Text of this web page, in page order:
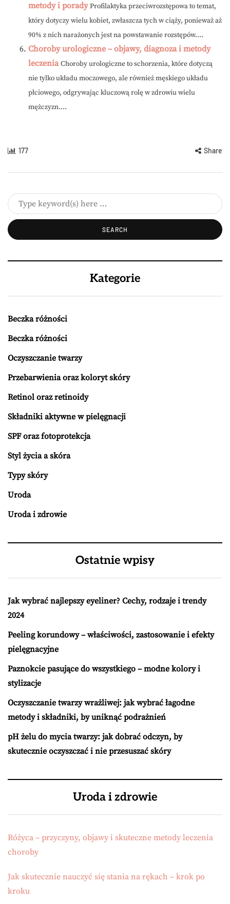
metody i porady Profilaktyka przeciwrozstępowa to temat,
który dotyczy wielu kobiet, zwłaszcza tych w ciąży, ponieważ aż
90% z nich narażonych jest na powstawanie rozstępów....
Choroby urologiczne – objawy, diagnoza i metody
leczenia Choroby urologiczne to schorzenia, które dotyczą
nie tylko układu moczowego, ale również męskiego układu
płciowego, odgrywając kluczową rolę w zdrowiu wielu
mężczyzn....
177 Share
Kategorie
Beczka różności
Beczka różności
Oczyszczanie twarzy
Przebarwienia oraz koloryt skóry
Retinol oraz retinoidy
Składniki aktywne w pielęgnacji
SPF oraz fotoprotekcja
Styl życia a skóra
Typy skóry
Uroda
Uroda i zdrowie
Ostatnie wpisy
Jak wybrać najlepszy eyeliner? Cechy, rodzaje i trendy
2024
Peeling korundowy – właściwości, zastosowanie i efekty
pielęgnacyjne
Paznokcie pasujące do wszystkiego – modne kolory i
stylizacje
Oczyszczanie twarzy wrażliwej: jak wybrać łagodne
metody i składniki, by uniknąć podrażnień
pH żelu do mycia twarzy: jak dobrać odczyn, by
skutecznie oczyszczać i nie przesuszać skóry
Uroda i zdrowie
Różyca – przyczyny, objawy i skuteczne metody leczenia
choroby
Jak skutecznie nauczyć się stania na rękach – krok po
kroku